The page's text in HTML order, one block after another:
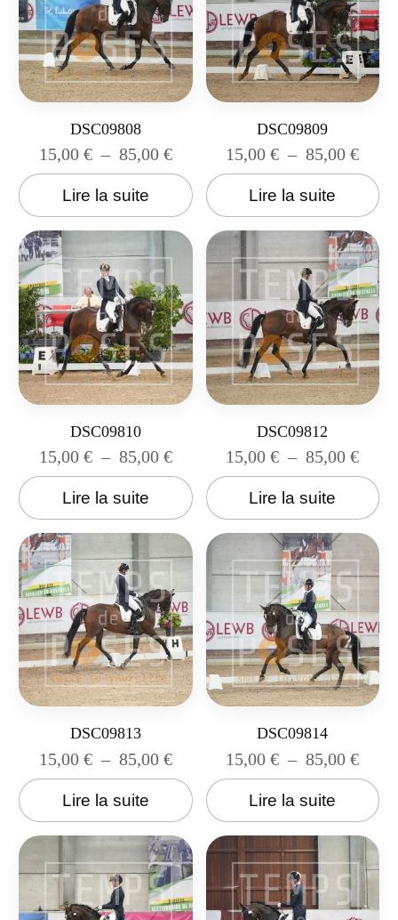
DSC09808
15,00 € – 85,00 €
Lire la suite
DSC09809
15,00€ – 85,00€
Lire la suite
DSC09810
15,00 € – 85,00 €
Lire la suite
DSC09812
15,00€ – 85,00€
Lire la suite
DSC09813
15,00 € – 85,00 €
Lire la suite
DSC09814
15,00€ – 85,00€
Lire la suite